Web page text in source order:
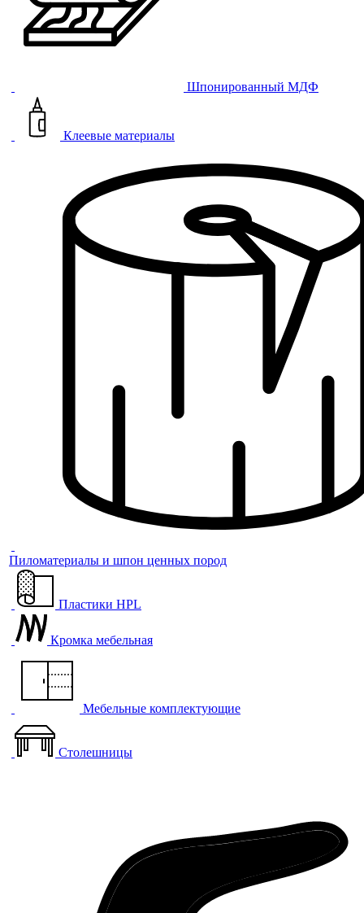
Шпонированный МДФ
Клеевые материалы
Пиломатериалы и шпон ценных пород
Пластики HPL
Кромка мебельная
Мебельные комплектующие
Столешницы